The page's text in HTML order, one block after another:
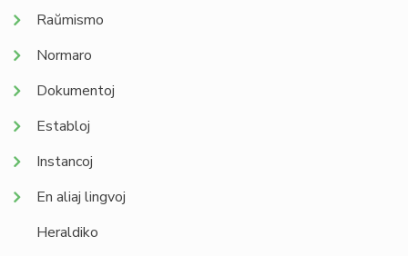
Raŭmismo
Normaro
Dokumentoj
Establoj
Instancoj
En aliaj lingvoj
Heraldiko